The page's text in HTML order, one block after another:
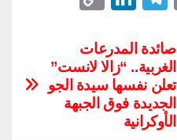
ail
e
gr
a
m
k
e
dI
y
Li
صائدة المدرعات
الغربية.. “زالا لانست”
تعلن نفسها سيدة الجو
الجديدة فوق الجبهة
الأوكرانية